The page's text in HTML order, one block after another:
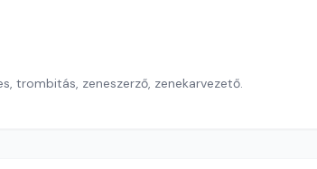
trombitás, zeneszerző, zenekarvezető.